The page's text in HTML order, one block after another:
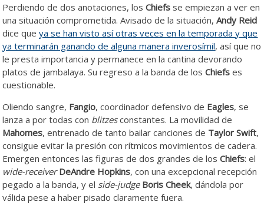
Perdiendo de dos anotaciones, losChiefs se empiezan a ver en
una situación comprometida. Avisado de la situación,Andy Reid
dice queya se han visto así otras veces en la temporada y que
ya terminarán ganando de alguna manera inverosímil, así que no
le presta importancia y permanece en la cantina devorando
platos de jambalaya. Su regreso a la banda de losChiefs es
cuestionable.
Oliendo sangre, Fangio, coordinador defensivo de Eagles, se
lanza a por todas con blitzesconstantes. La movilidad de
Mahomes, entrenado de tanto bailar canciones de Taylor Swift,
consigue evitar la presión con rítmicos movimientos de cadera.
Emergen entonces las figuras de dos grandes de losChiefs: el
wide-receiver DeAndre Hopkins, con una excepcional recepción
pegado a la banda, y el side-judge Boris Cheek, dándola por
válida pese a haber pisado claramente fuera.